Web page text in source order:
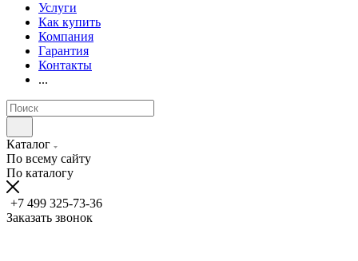
Услуги
Как купить
Компания
Гарантия
Контакты
...
Каталог
По всему сайту
По каталогу
+7 499 325-73-36
Заказать звонок